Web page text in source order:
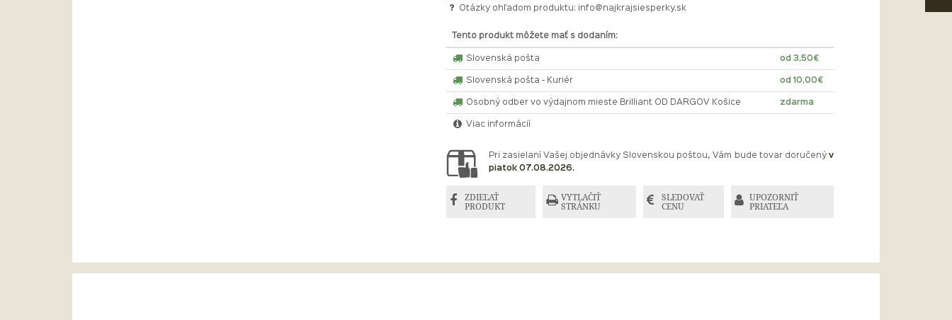
Otázky ohľadom produktu:
info@najkrajsiesperky.sk
Tento produkt môžete mať s dodaním:
Slovenská pošta od 3,50€
Slovenská pošta - Kuriér od 10,00€
Osobný odber vo výdajnom mieste Brilliant OD DARGOV Košice zdarma
Viac informácií
Pri zasielaní Vašej objednávky Slovenskou poštou, Vám bude tovar doručený v
piatok 07.08.2026.
ZDIEĽAŤ
PRODUKT
VYTLAČIŤ
STRÁNKU
SLEDOVAŤ
CENU
UPOZORNIŤ
PRIATEĽA